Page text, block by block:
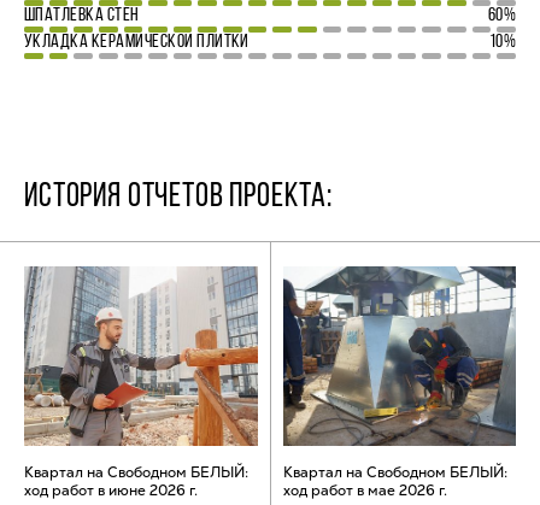
ШПАТЛЕВКА СТЕН
60%
УКЛАДКА КЕРАМИЧЕСКОЙ ПЛИТКИ
10%
ИСТОРИЯ ОТЧЕТОВ ПРОЕКТА:
Квартал на Свободном БЕЛЫЙ:
ход работ в июне 2026 г.
Квартал на Свободном БЕЛЫЙ:
ход работ в мае 2026 г.